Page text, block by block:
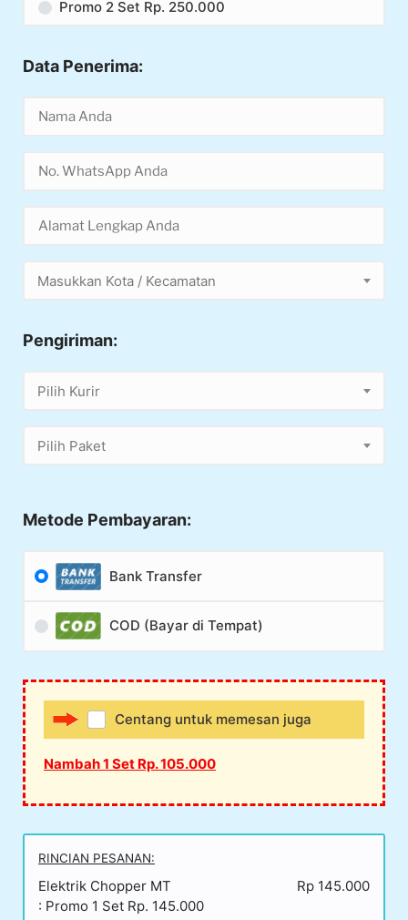
Promo 2 Set Rp. 250.000
Data Penerima:
Masukkan Kota / Kecamatan
Pengiriman:
Pilih Kurir
Pilih Paket
Metode Pembayaran:
Bank Transfer
COD (Bayar di Tempat)
Centang untuk memesan juga
Nambah 1 Set Rp. 105.000
RINCIAN PESANAN:
Elektrik Chopper MT
: Promo 1 Set Rp. 145.000
Rp 145.000